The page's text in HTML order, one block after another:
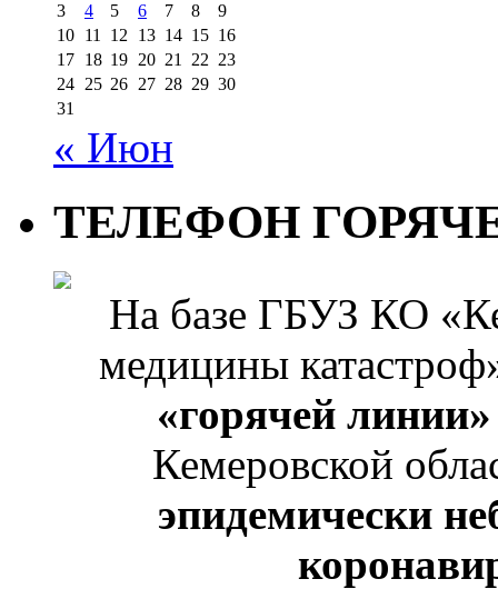
3
4 5 6 7 8
9
10 11 12 13 14 15 16
17 18 19 20 21 22 23
24 25 26 27 28 29 30
31
« Июн
ТЕЛЕФОН
На базе ГБУЗ КО
медицины
«горячей линии»
Кемеровской
эпидемически